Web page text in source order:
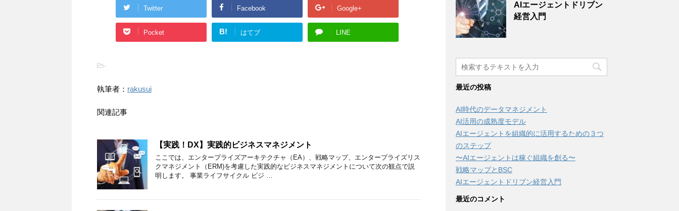
Twitter Facebook Google+
Pocket B! はてブ LINE
-
執筆者： rakusui
関連記事
【実践！DX】実践的ビジネスマネジメント
ここでは、エンタープライズアーキテクチャ（EA）、戦略マップ、エンタープライズリス
クマネジメント（ERM)を考慮した実践的なビジネスマネジメントについて次の観点で説
明します。 事業ライフサイクル ビジ …
AIエージェントドリブン
経営入門
最近の投稿
AI時代のデータマネジメント
AI活用の成熟度モデル
AIエージェントを組織的に活用するための３つ
のステップ
〜AIエージェントは稼ぐ組織を創る〜
戦略マップとBSC
AIエージェントドリブン経営入門
最近のコメント